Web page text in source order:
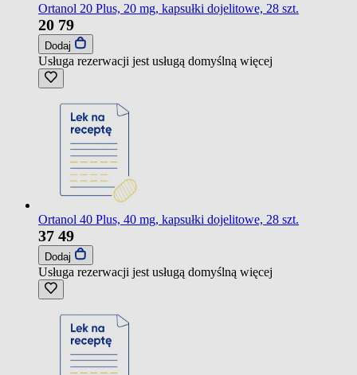
Ortanol 20 Plus, 20 mg, kapsułki dojelitowe, 28 szt.
20 79
Dodaj
Usługa rezerwacji jest usługą domyślną więcej
Ortanol 40 Plus, 40 mg, kapsułki dojelitowe, 28 szt.
37 49
Dodaj
Usługa rezerwacji jest usługą domyślną więcej